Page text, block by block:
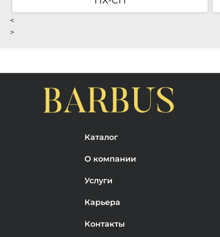
<
>
Каталог
О компании
Услуги
Карьера
Контакты